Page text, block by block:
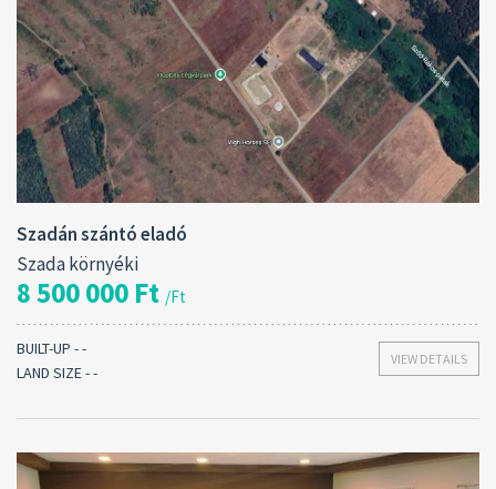
Contract type:
Eladó
Szadán szántó eladó
Szada környéki
8 500 000 Ft /Ft
VIEW DETAILS
BUILT-UP - -
LAND SIZE - -